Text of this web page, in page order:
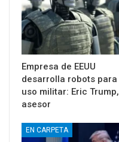
Empresa de EEUU
desarrolla robots para
uso militar: Eric Trump,
asesor
EN CARPETA